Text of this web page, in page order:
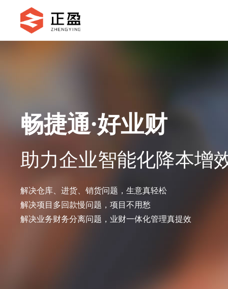
畅捷通·好业财
助力企业智能化降本增
解决仓库、进货、销货问题，生意真轻松
解决项目多回款慢问题，项目不用愁
解决业务财务分离问题，业财一体化管理真提效